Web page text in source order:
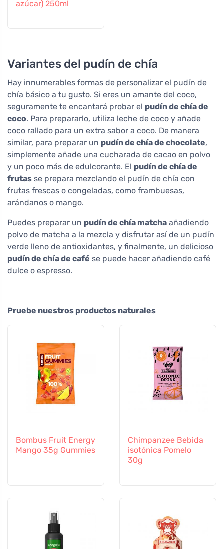
azúcar) 250ml
Variantes del pudín de chía
Hay innumerables formas de personalizar el pudín de
chía básico a tu gusto. Si eres un amante del coco,
seguramente te encantará probar el pudín de chía de
coco. Para prepararlo, utiliza leche de coco y añade
coco rallado para un extra sabor a coco. De manera
similar, para preparar un pudín de chía de chocolate,
simplemente añade una cucharada de cacao en polvo
y un poco más de edulcorante. El pudín de chía de
frutas se prepara mezclando el pudín de chía con
frutas frescas o congeladas, como frambuesas,
arándanos o mango.
Puedes preparar un pudín de chía matcha añadiendo
polvo de matcha a la mezcla y disfrutar así de un pudín
verde lleno de antioxidantes, y finalmente, un delicioso
pudín de chía de café se puede hacer añadiendo café
dulce o espresso.
Pruebe nuestros productos naturales
Bombus Fruit Energy
Mango 35g Gummies
Chimpanzee Bebida
isotónica Pomelo
30g